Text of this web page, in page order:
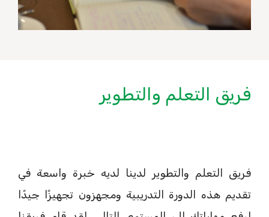
فريق التعلم والتطوير
فريق التعلم والتطوير لدينا لديه خبرة واسعة في
تقديم هذه الدورة التدريبية ومجهزون تجهيزًا جيدًا